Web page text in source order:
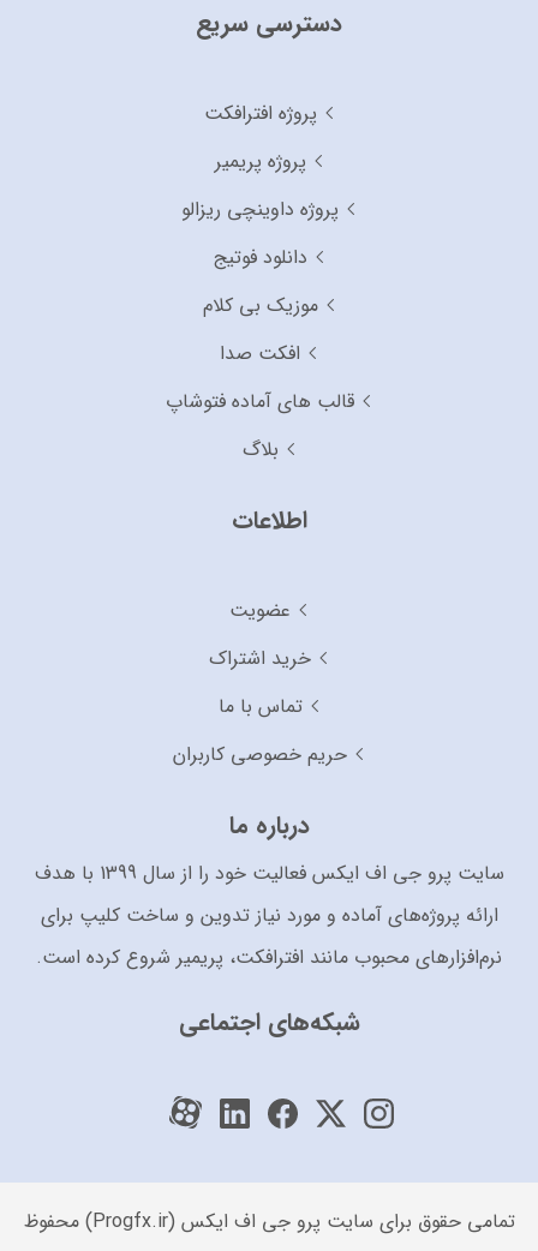
دسترسی سریع
پروژه افترافکت
پروژه پریمیر
پروژه داوینچی ریزالو
دانلود فوتیج
موزیک بی کلام
افکت صدا
قالب های آماده فتوشاپ
بلاگ
اطلاعات
عضویت
خرید اشتراک
تماس با ما
حریم خصوصی کاربران
درباره ما
سایت پرو جی اف ایکس فعالیت خود را از سال 1399 با هدف
ارائه پروژه‌های آماده و مورد نیاز تدوین و ساخت کلیپ برای
نرم‌افزارهای محبوب مانند افترافکت، پریمیر شروع کرده است.
شبکه‌های اجتماعی
تمامی حقوق برای سایت پرو جی اف ایکس (Progfx.ir) محفوظ